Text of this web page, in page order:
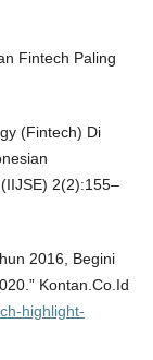
Fintech Paling
(Fintech) Di
2(2):155–
2016, Begini
Kontan.Co.Id
highlight-